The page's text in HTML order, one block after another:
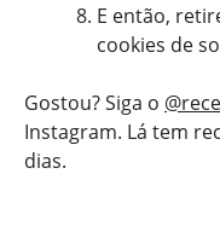
E então,
cookies de
Gostou? Siga o
Instagram. Lá tem
dias.